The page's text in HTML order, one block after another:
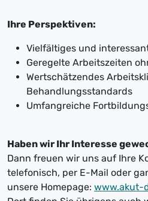
Ihre Perspektiven:
Vielfältiges und
Geregelte Arbeitszeiten
Wertschätzendes
Behandlungsstandards
Umfangreiche
Haben wir Ihr Interesse
Dann freuen wir uns auf Ihre
telefonisch, per E-Mail oder
unsere Homepage: www.akut-